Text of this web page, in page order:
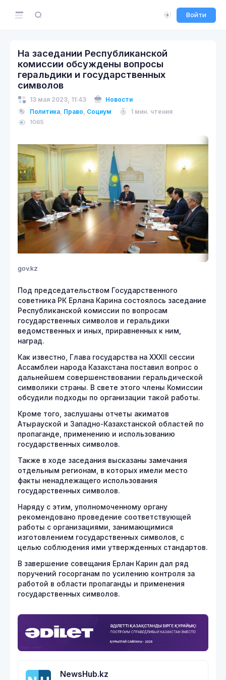
Войти
На заседании Республиканской
комиссии обсуждены вопросы
геральдики и государственных
символов
13 мая 2023, 11:43
Новости
Политика, Право, Социум 1 мин. чтения
1065
gov.kz
Под председательством Государственного
советника РК Ерлана Карина состоялось заседание
Республиканской комиссии по вопросам
государственных символов и геральдики
ведомственных и иных, приравненных к ним,
наград.
Как известно, Глава государства на XXXII сессии
Ассамблеи народа Казахстана поставил вопрос о
дальнейшем совершенствовании геральдической
символики страны. В свете этого члены Комиссии
обсудили подходы по организации такой работы.
Кроме того, заслушаны отчеты акиматов
Атырауской и Западно-Казахстанской областей по
пропаганде, применению и использованию
государственных символов.
Также в ходе заседания высказаны замечания
отдельным регионам, в которых имели место
факты ненадлежащего использования
государственных символов.
Наряду с этим, уполномоченному органу
рекомендовано проведение соответствующей
работы с организациями, занимающимися
изготовлением государственных символов, с
целью соблюдения ими утвержденных стандартов.
В завершение совещания Ерлан Карин дал ряд
поручений госорганам по усилению контроля за
работой в области пропаганды и применения
государственных символов.
NewsHub.kz